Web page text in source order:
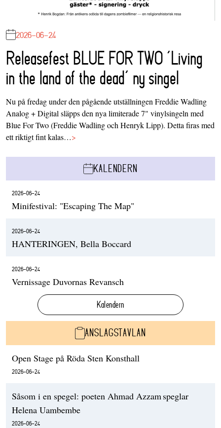
2026-06-24
Releasefest BLUE FOR TWO ‘Living
in the land of the dead’ ny singel
Nu på fredag under den pågående utställningen Freddie Wadling
Analog + Digital släpps den nya limiterade 7" vinylsingeln med
Blue For Two (Freddie Wadling och Henryk Lipp). Detta firas med
ett riktigt fint kalas…>
KALENDERN
2026-06-24
Minifestival: "Escaping The Map"
2026-06-24
HANTERINGEN, Bella Boccard
2026-06-24
Vernissage Duvornas Revansch
Kalendern
ANSLAGSTAVLAN
Open Stage på Röda Sten Konsthall
2026-06-24
Såsom i en spegel: poeten Ahmad Azzam speglar
Helena Uambembe
2026-06-24